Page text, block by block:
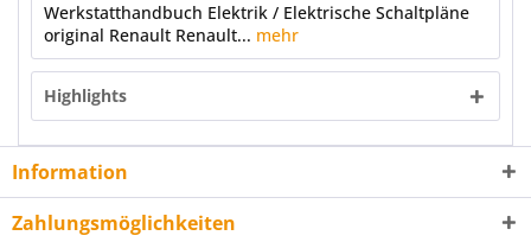
Werkstatthandbuch Elektrik / Elektrische Schaltpläne
original Renault Renault... mehr
Highlights
Information
Zahlungsmöglichkeiten